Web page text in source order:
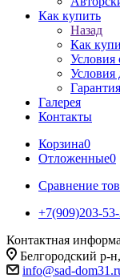
Как купить
Назад
Как
Условия
Условия
Галерея
Контакты
Корзина0
Отложенные0
Сравнение
+7(909)203-
Контактная
Белгородский р-
info@sad-